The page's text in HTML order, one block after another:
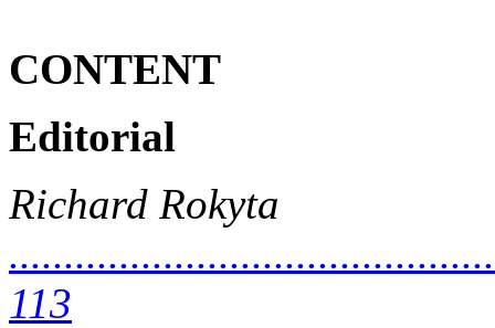
CONTENT
Editorial
Richard Rokyta
113